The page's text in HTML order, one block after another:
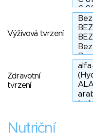
Výživová tvrzení
Zdravotní
tvrzení
Nutriční